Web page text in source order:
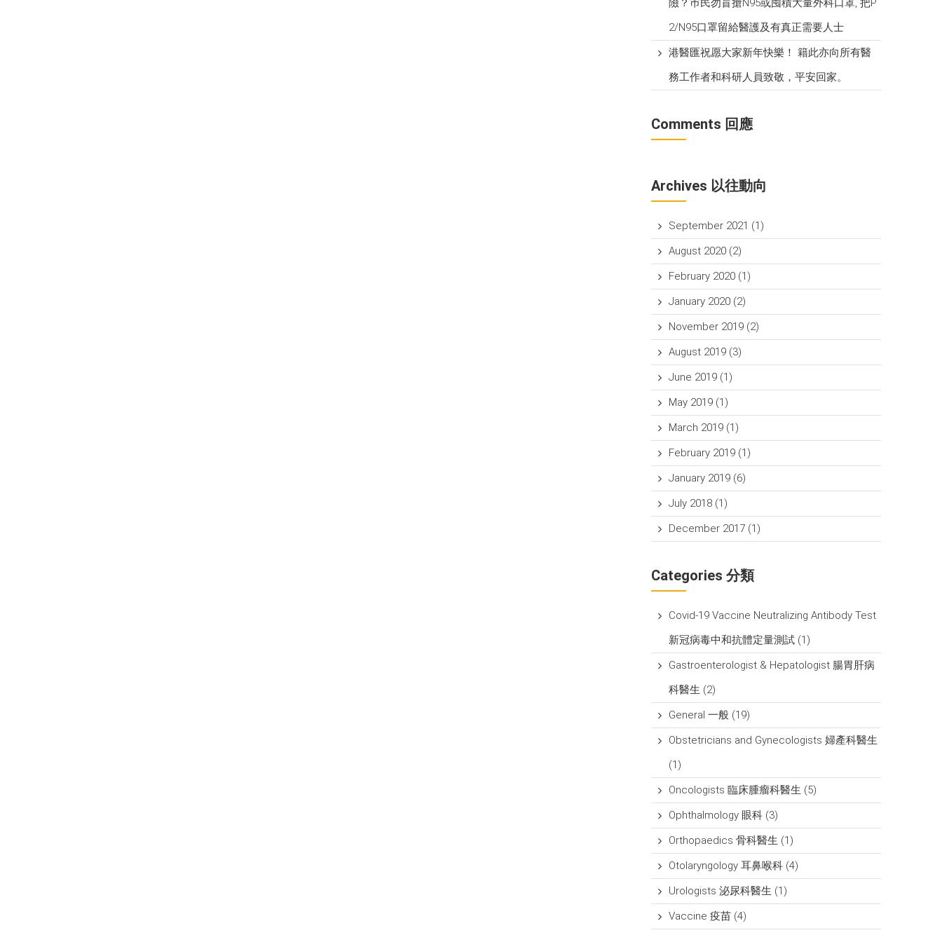
險？巿民勿盲搶N95或囤積大量外科口罩, 把P​
2/N95口罩留給醫護及有真正需要人士
港醫匯祝愿大家新年快樂！ 籍此亦向所有醫
務工作者和科研人員致敬，平安回家。
Comments 回應
Archives 以往動向
September 2021 (1)
August 2020 (2)
February 2020 (1)
January 2020 (2)
November 2019 (2)
August 2019 (3)
June 2019 (1)
May 2019 (1)
March 2019 (1)
February 2019 (1)
January 2019 (6)
July 2018 (1)
December 2017 (1)
Categories 分類
Covid-19 Vaccine Neutralizing Antibody Test
新冠病毒中和抗體定量測試 (1)
Gastroenterologist & Hepatologist 腸胃肝病
科醫生 (2)
General 一般 (19)
Obstetricians and Gynecologists 婦產科醫生
(1)
Oncologists 臨床腫瘤科醫生 (5)
Ophthalmology 眼科 (3)
Orthopaedics 骨科醫生 (1)
Otolaryngology 耳鼻喉科 (4)
Urologists 泌尿科醫生 (1)
Vaccine 疫苗 (4)